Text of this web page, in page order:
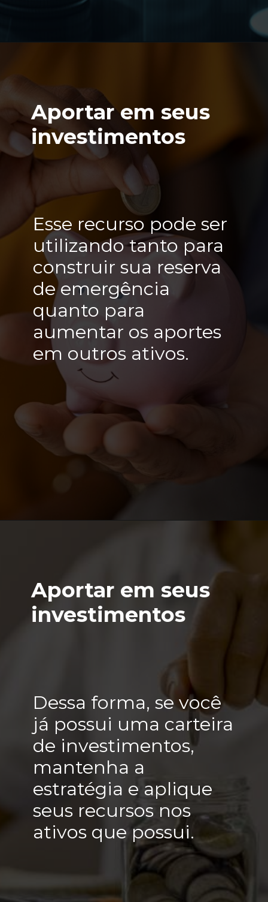
Esse recurso pode ser
utilizando tanto para
construir sua reserva
de emergência
quanto para
aumentar os aportes
em outros ativos.
Aportar em seus
investimentos
Dessa forma, se você
já possui uma carteira
de investimentos,
mantenha a
estratégia e aplique
seus recursos nos
ativos que possui.
Aportar em seus
investimentos